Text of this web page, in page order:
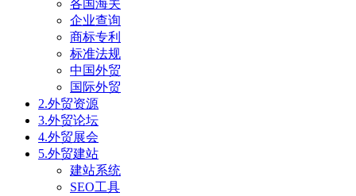
各国海关
企业查询
商标专利
标准法规
中国外贸
国际外贸
2.外贸资源
3.外贸论坛
4.外贸展会
5.外贸建站
建站系统
SEO工具